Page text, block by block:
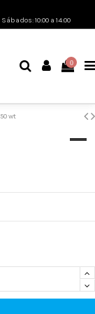
Sábados: 10:00 a 14:00
0
wt